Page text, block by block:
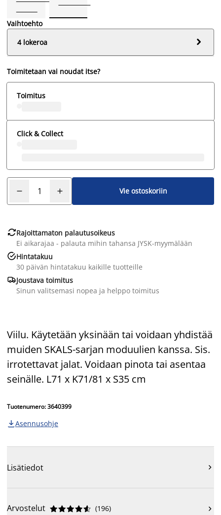
Vaihtoehto
4 lokeroa

Toimitetaan vai noudat itse?
Toimitus
Click & Collect
Vie ostoskoriin
Rajoittamaton palautusoikeus
Ei aikarajaa - palauta mihin tahansa JYSK-myymälään
Hintatakuu
30 päivän hintatakuu kaikille tuotteille
Joustava toimitus
Sinun valitsemasi nopea ja helppo toimitus
Viilu. Käytetään yksinään tai voidaan yhdistää
muiden SKALS-sarjan moduulien kanssa. Sis.
irrotettavat jalat. Voidaan pinota tai asentaa
seinälle. L71 x K71/81 x S35 cm
Tuotenumero: 3640399
 Asennusohje
Lisätiedot 
Arvostelut 




 (196) 